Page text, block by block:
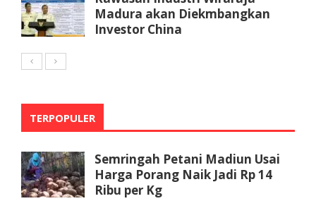
Madura akan Diekmbangkan
Investor China
TERPOPULER
Semringah Petani Madiun Usai
Harga Porang Naik Jadi Rp 14
Ribu per Kg